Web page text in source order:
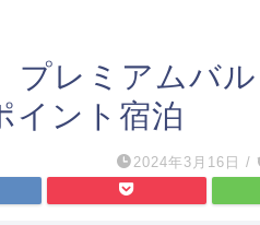
プレミアムバ
イント宿泊
2024年3月16日 /